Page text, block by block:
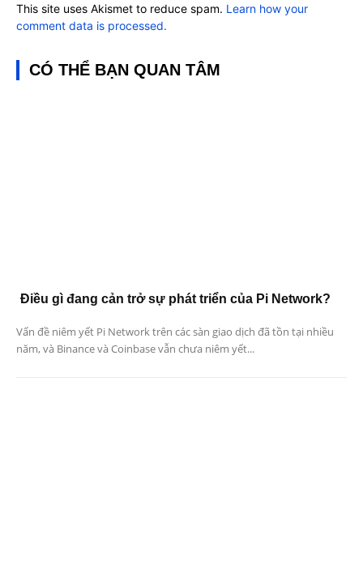
This site uses Akismet to reduce spam. Learn how your
comment data is processed.
CÓ THỂ BẠN QUAN TÂM
Điều gì đang cản trở sự phát triển của Pi Network?
Vấn đề niêm yết Pi Network trên các sàn giao dịch đã tồn tại nhiều
năm, và Binance và Coinbase vẫn chưa niêm yết...